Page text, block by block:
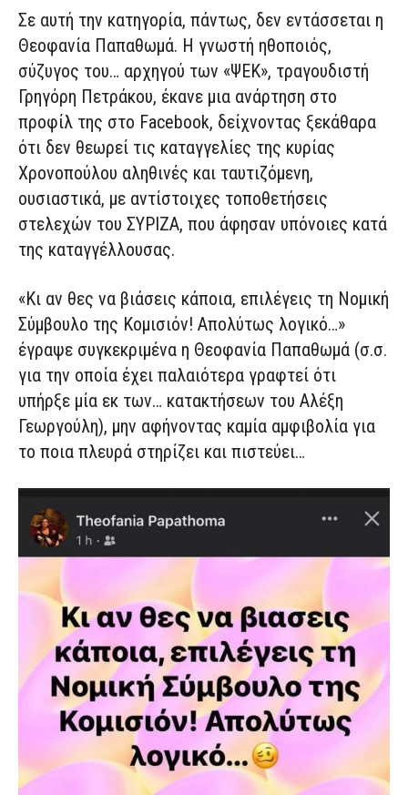
Σε αυτή την κατηγορία, πάντως, δεν εντάσσεται η
Θεοφανία Παπαθωμά. Η γνωστή ηθοποιός,
σύζυγος του… αρχηγού των «ΨΕΚ», τραγουδιστή
Γρηγόρη Πετράκου, έκανε μια ανάρτηση στο
προφίλ της στο Facebook, δείχνοντας ξεκάθαρα
ότι δεν θεωρεί τις καταγγελίες της κυρίας
Χρονοπούλου αληθινές και ταυτιζόμενη,
ουσιαστικά, με αντίστοιχες τοποθετήσεις
στελεχών του ΣΥΡΙΖΑ, που άφησαν υπόνοιες κατά
της καταγγέλλουσας.
«Κι αν θες να βιάσεις κάποια, επιλέγεις τη Νομική
Σύμβουλο της Κομισιόν! Απολύτως λογικό…»
έγραψε συγκεκριμένα η Θεοφανία Παπαθωμά (σ.σ.
για την οποία έχει παλαιότερα γραφτεί ότι
υπήρξε μία εκ των… κατακτήσεων του Αλέξη
Γεωργούλη), μην αφήνοντας καμία αμφιβολία για
το ποια πλευρά στηρίζει και πιστεύει…